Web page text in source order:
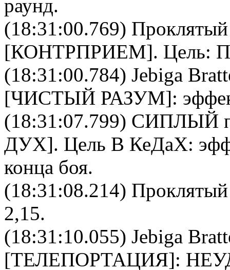
раунд.
(18:31:00.769)
[КОНТРПРИЕМ]. Цель:
(18:31:00.784) Jebiga
[ЧИСТЫЙ РАЗУМ]:
(18:31:07.799) СИПЛЫЙ
ДУХ]. Цель В КеДаХ:
конца боя.
(18:31:08.214)
2,15.
(18:31:10.055) Jebiga
[ТЕЛЕПОРТАЦИЯ]: